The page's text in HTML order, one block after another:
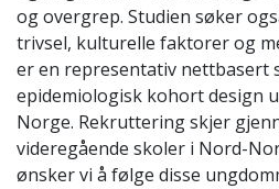
og overgrep. Studien søker
trivsel, kulturelle faktorer og
er en representativ nettbasert
epidemiologisk kohort design
Norge. Rekruttering skjer
videregående skoler i Nord-
ønsker vi å følge disse